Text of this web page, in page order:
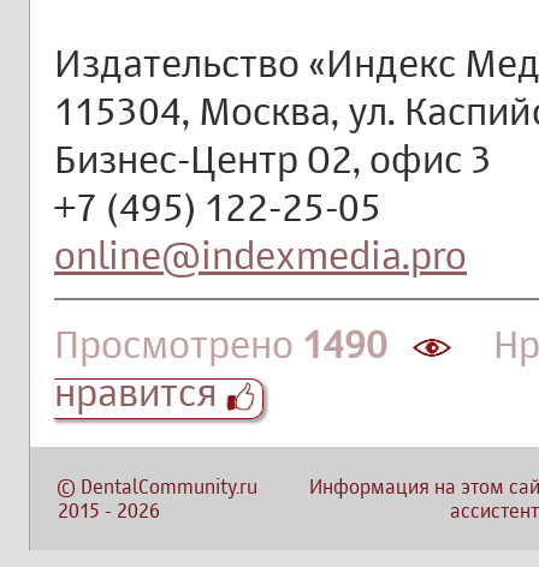
Издательство «Индекс
115304, Москва, ул.
Бизнес-Центр О2, офис 3
+7 (495) 122-25-05
online@indexmedia.pro
Просмотрено 1490
нравится
© DentalCommunity.ru
2015 - 2026
Информация на этом